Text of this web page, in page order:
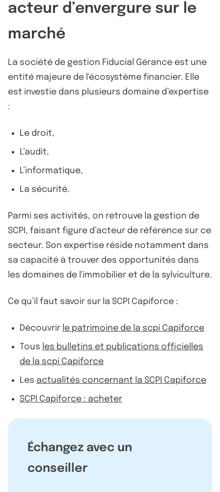
acteur d’envergure sur le
marché
La société de gestion Fiducial Gérance est une
entité majeure de l'écosystème financier. Elle
est investie dans plusieurs domaine d’expertise
:
Le droit,
L’audit,
L’informatique,
La sécurité.
Parmi ses activités, on retrouve la gestion de
SCPI, faisant figure d’acteur de référence sur ce
secteur. Son expertise réside notamment dans
sa capacité à trouver des opportunités dans
les domaines de l'immobilier et de la sylviculture.
Ce qu’il faut savoir sur la SCPI Capiforce :
Découvrir le patrimoine de la scpi Capiforce
Tous les bulletins et publications officielles
de la scpi Capiforce
Les actualités concernant la SCPI Capiforce
SCPI Capiforce : acheter
Échangez avec un
conseiller